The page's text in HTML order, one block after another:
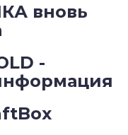
вновь
-